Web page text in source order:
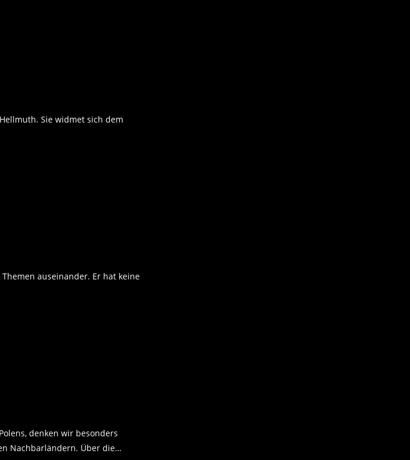
Sie widmet sich dem
auseinander. Er hat keine
denken wir besonders
Nachbarländern. Über die…